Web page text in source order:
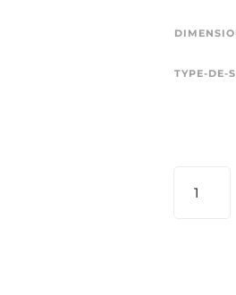
TYPE-DE-